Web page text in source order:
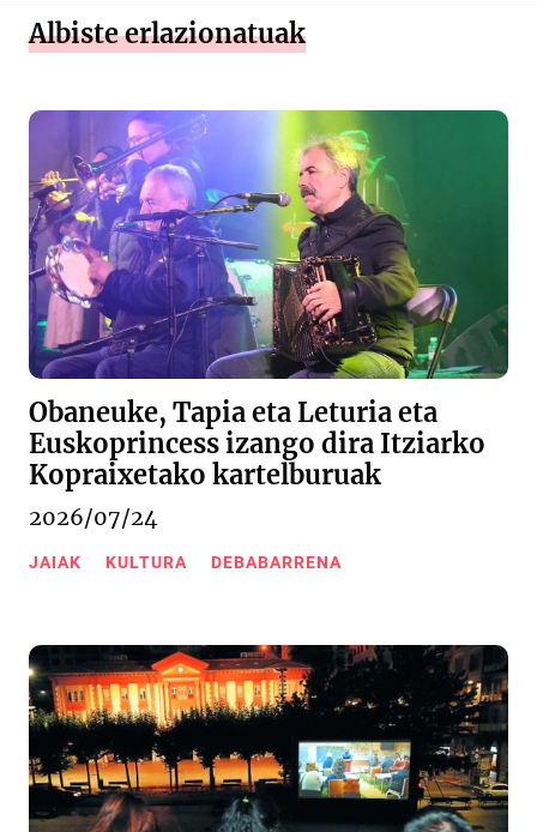
Albiste erlazionatuak
Obaneuke, Tapia eta Leturia eta
Euskoprincess izango dira Itziarko
Kopraixetako kartelburuak
2026/07/24
JAIAK KULTURA DEBABARRENA